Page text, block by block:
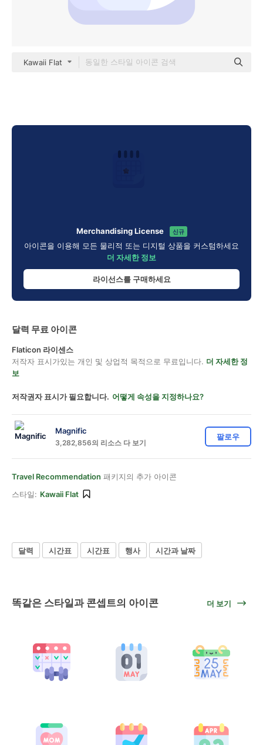
Kawaii Flat
Merchandising License 신규
아이콘을 이용해 모든 물리적 또는 디지털 상품을 커스텀하세요
더 자세한 정보
라이선스를 구매하세요
달력 무료 아이콘
Flaticon 라이센스
저작자 표시가있는 개인 및 상업적 목적으로 무료입니다. 더 자세한 정
보
저작권자 표시가 필요합니다. 어떻게 속성을 지정하나요?
Magnific
3,282,856의 리소스 다 보기
팔로우
Travel Recommendation 패키지의 추가 아이콘
스타일: Kawaii Flat
달력 시간표 시간표 행사 시간과 날짜
똑같은 스타일과 콘셉트의 아이콘 더 보기